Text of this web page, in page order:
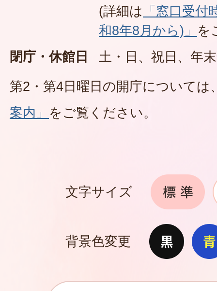
(詳細は 「窓口受
和8年8月から)」 を
閉庁・休館日
土・日、祝日、年
第2・第4日曜日の開庁については
案内」 をご覧ください。
文字サイズ
背景色変更